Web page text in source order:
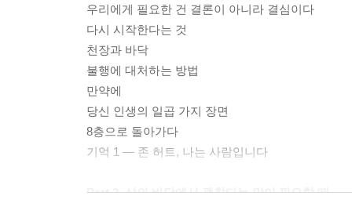
우리에게 필요한 건 결론이 아니라 결심이다
다시 시작한다는 것
천장과 바닥
불행에 대처하는 방법
만약에
당신 인생의 일곱 가지 장면
8층으로 돌아가다
기억 1 ― 존 허트, 나는 사람입니다
Part 2. 삶의 바닥에서 괜찮다는 말이 필요할 때